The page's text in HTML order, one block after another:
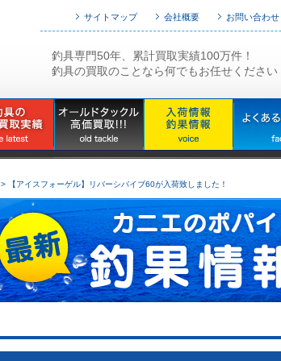
サイトマップ 会社概要 お問い合わせ
釣具専門50年、累計買取実績100万件！
釣具の買取のことなら何でもお任せください
> 【アイスフォーゲル】リバーシバイブ60が入荷致しました！